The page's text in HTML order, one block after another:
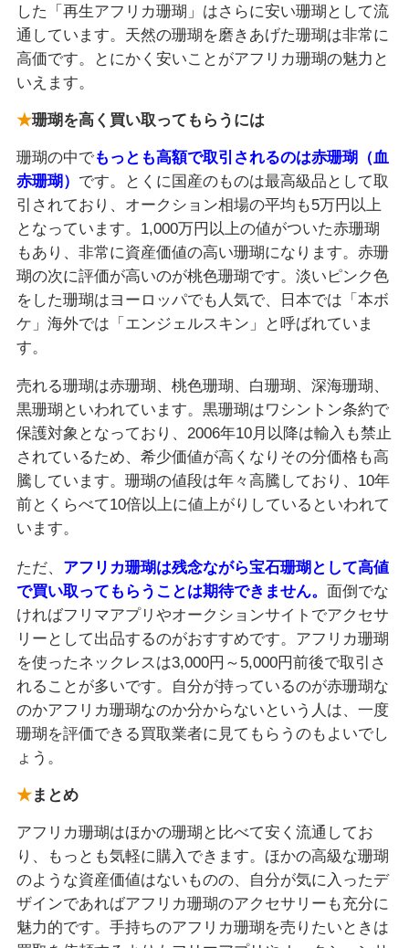
した「再生アフリカ珊瑚」はさらに安い珊瑚として流
通しています。天然の珊瑚を磨きあげた珊瑚は非常に
高価です。とにかく安いことがアフリカ珊瑚の魅力と
いえます。
珊瑚を高く買い取ってもらうには
珊瑚の中でもっとも高額で取引されるのは赤珊瑚（血
赤珊瑚） です。とくに国産のものは最高級品として取
引されており、オークション相場の平均も5万円以上
となっています。1,000万円以上の値がついた赤珊瑚
もあり、非常に資産価値の高い珊瑚になります。赤珊
瑚の次に評価が高いのが桃色珊瑚です。淡いピンク色
をした珊瑚はヨーロッパでも人気で、日本では「本ボ
ケ」海外では「エンジェルスキン」と呼ばれていま
す。
売れる珊瑚は赤珊瑚、桃色珊瑚、白珊瑚、深海珊瑚、
黒珊瑚といわれています。黒珊瑚はワシントン条約で
保護対象となっており、2006年10月以降は輸入も禁止
されているため、希少価値が高くなりその分価格も高
騰しています。珊瑚の値段は年々高騰しており、10年
前とくらべて10倍以上に値上がりしているといわれて
います。
ただ、 アフリカ珊瑚は残念ながら宝石珊瑚として高値
で買い取ってもらうことは期待できません。 面倒でな
ければフリマアプリやオークションサイトでアクセサ
リーとして出品するのがおすすめです。アフリカ珊瑚
を使ったネックレスは3,000円～5,000円前後で取引さ
れることが多いです。自分が持っているのが赤珊瑚な
のかアフリカ珊瑚なのか分からないという人は、一度
珊瑚を評価できる買取業者に見てもらうのもよいでし
ょう。
まとめ
アフリカ珊瑚はほかの珊瑚と比べて安く流通してお
り、もっとも気軽に購入できます。ほかの高級な珊瑚
のような資産価値はないものの、自分が気に入ったデ
ザインであればアフリカ珊瑚のアクセサリーも充分に
魅力的です。手持ちのアフリカ珊瑚を売りたいときは